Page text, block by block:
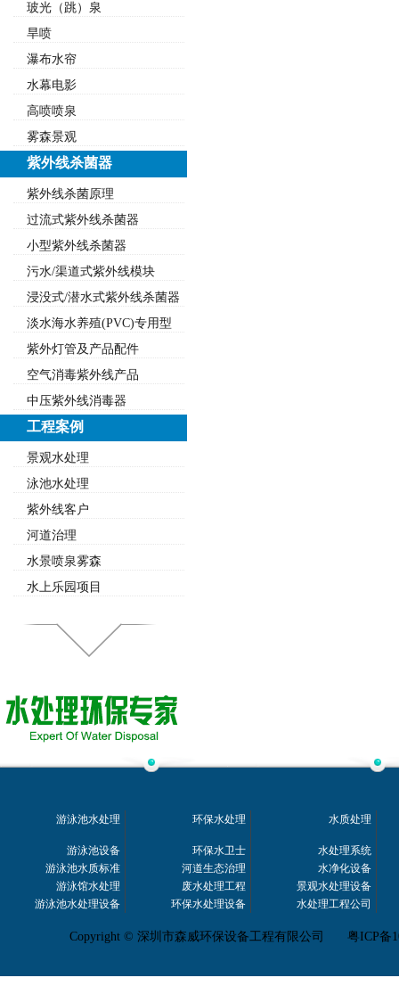
玻光（跳）泉
旱喷
瀑布水帘
水幕电影
高喷喷泉
雾森景观
紫外线杀菌器
紫外线杀菌原理
过流式紫外线杀菌器
小型紫外线杀菌器
污水/渠道式紫外线模块
浸没式/潜水式紫外线杀菌器
淡水海水养殖(PVC)专用型
紫外灯管及产品配件
空气消毒紫外线产品
中压紫外线消毒器
工程案例
景观水处理
泳池水处理
紫外线客户
河道治理
水景喷泉雾森
水上乐园项目
游泳池水处理
游泳池设备
游泳池水质标准
游泳馆水处理
游泳池水处理设备
环保水处理
环保水卫士
河道生态治理
废水处理工程
环保水处理设备
水质处理
水处理系统
水净化设备
景观水处理设备
水处理工程公司
Copyright © 深圳市森威环保设备工程有限公司粤ICP备